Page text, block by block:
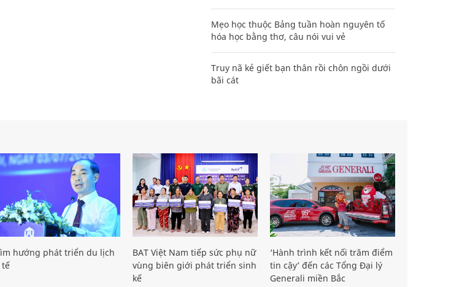
Mẹo học thuộc Bảng tuần hoàn nguyên tố
hóa học bằng thơ, câu nói vui vẻ
Truy nã kẻ giết bạn thân rồi chôn ngồi dưới
bãi cát
hướng phát triển du lịch
tế
BAT Việt Nam tiếp sức phụ nữ
vùng biên giới phát triển sinh
kế
‘Hành trình kết nối trăm điểm
tin cậy’ đến các Tổng Đại lý
Generali miền Bắc